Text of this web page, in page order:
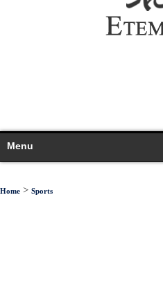
Menu
Home > Sports